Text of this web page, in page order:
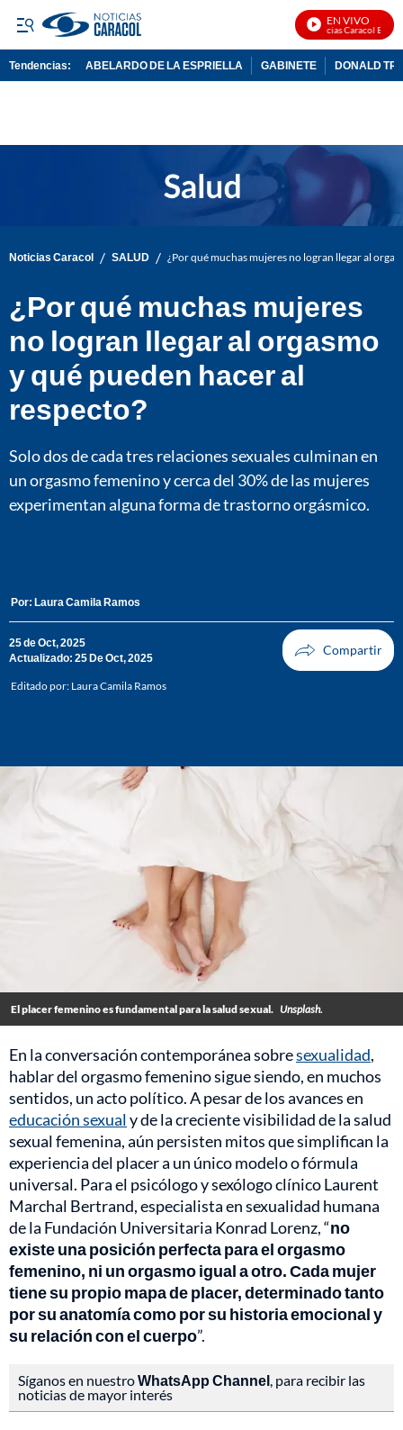
EN VIVO
Noticias Caracol En Vivo
Tendencias: ABELARDO DE LA ESPRIELLA GABINETE DONALD
Noticias Caracol / SALUD / ¿Por qué muchas mujeres no logran llegar al
¿Por qué muchas mujeres
no logran llegar al orgasmo
y qué pueden hacer al
respecto?
Solo dos de cada tres relaciones sexuales culminan en
un orgasmo femenino y cerca del 30% de las mujeres
experimentan alguna forma de trastorno orgásmico.
Por: Laura Camila Ramos
25 de Oct, 2025
Actualizado: 25 De Oct, 2025
Editado por: Laura Camila Ramos
El placer femenino es fundamental para la salud sexual. Unsplash.
En la conversación contemporánea sobresexualidad,
hablar del orgasmo femenino sigue siendo, en muchos
sentidos, un acto político. A pesar de los avances en
educación sexualy de la creciente visibilidad de la salud
sexual femenina, aún persisten mitos que simplifican la
experiencia del placer a un único modelo o fórmula
universal. Para el psicólogo y sexólogo clínico Laurent
Marchal Bertrand, especialista en sexualidad humana
de la Fundación Universitaria Konrad Lorenz, “no
existe una posición perfecta para el orgasmo
femenino, ni un orgasmo igual a otro. Cada mujer
tiene su propio mapa de placer, determinado tanto
por su anatomía como por su historia emocional y
su relación con el cuerpo”.
Síganos en nuestroWhatsApp Channel, para recibir las
noticias de mayor interés